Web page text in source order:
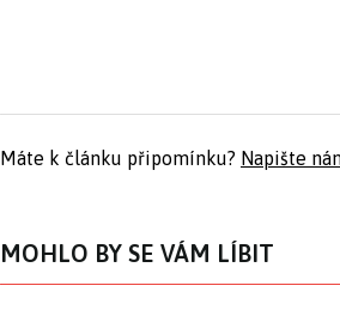
Máte k článku připomínku? Napište
MOHLO BY SE VÁM LÍBIT